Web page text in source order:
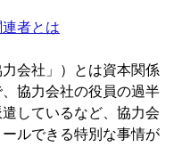
連者とは
会社」）とは資本関係
協力会社の役員の過半
しているなど、協力会
ルできる特別な事情が